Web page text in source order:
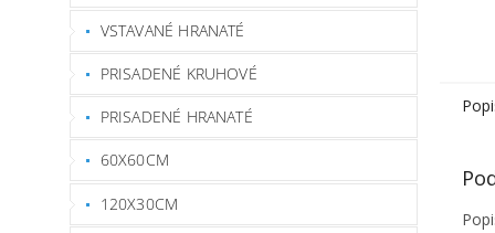
VSTAVANÉ HRANATÉ
PRISADENÉ KRUHOVÉ
PRISADENÉ HRANATÉ
60X60CM
120X30CM